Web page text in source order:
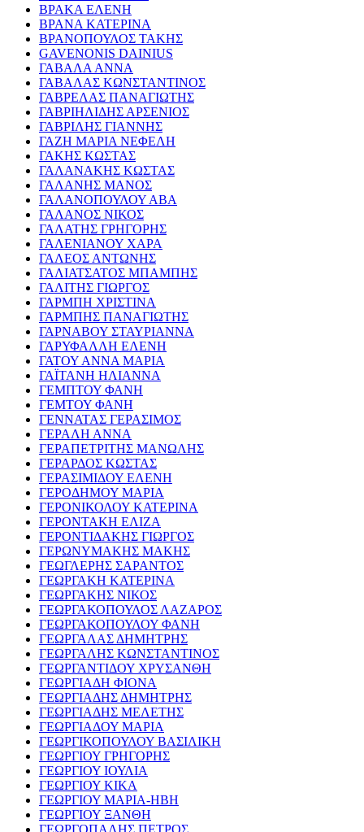
ΒΡΑΚΑ ΕΛΕΝΗ
ΒΡΑΝΑ ΚΑΤΕΡΙΝΑ
ΒΡΑΝΟΠΟΥΛΟΣ ΤΑΚΗΣ
GAVENONIS DAINIUS
ΓΑΒΑΛΑ ΑΝΝΑ
ΓΑΒΑΛΑΣ ΚΩΝΣΤΑΝΤΙΝΟΣ
ΓΑΒΡΕΛΑΣ ΠΑΝΑΓΙΩΤΗΣ
ΓΑΒΡΙΗΛΙΔΗΣ ΑΡΣΕΝΙΟΣ
ΓΑΒΡΙΛΗΣ ΓΙΑΝΝΗΣ
ΓΑΖΗ ΜΑΡΙΑ ΝΕΦΕΛΗ
ΓΑΚΗΣ ΚΩΣΤΑΣ
ΓΑΛΑΝΑΚΗΣ ΚΩΣΤΑΣ
ΓΑΛΑΝΗΣ ΜΑΝΟΣ
ΓΑΛΑΝΟΠΟΥΛΟΥ ΑΒΑ
ΓΑΛΑΝΟΣ ΝΙΚΟΣ
ΓΑΛΑΤΗΣ ΓΡΗΓΟΡΗΣ
ΓΑΛΕΝΙΑΝΟΥ ΧΑΡΑ
ΓΑΛΕΟΣ ΑΝΤΩΝΗΣ
ΓΑΛΙΑΤΣΑΤΟΣ ΜΠΑΜΠΗΣ
ΓΑΛΙΤΗΣ ΓΙΩΡΓΟΣ
ΓΑΡΜΠΗ ΧΡΙΣΤΙΝΑ
ΓΑΡΜΠΗΣ ΠΑΝΑΓΙΩΤΗΣ
ΓΑΡΝΑΒΟΥ ΣΤΑΥΡΙΑΝΝΑ
ΓΑΡΥΦΑΛΛΗ ΕΛΕΝΗ
ΓΑΤΟΥ ΑΝΝΑ ΜΑΡΙΑ
ΓΑΪΤΑΝΗ ΗΛΙΑΝΝΑ
ΓΕΜΠΤΟΥ ΦΑΝΗ
ΓΕΜΤΟΥ ΦΑΝΗ
ΓΕΝΝΑΤΑΣ ΓΕΡΑΣΙΜΟΣ
ΓΕΡΑΛΗ ΑΝΝΑ
ΓΕΡΑΠΕΤΡΙΤΗΣ ΜΑΝΩΛΗΣ
ΓΕΡΑΡΔΟΣ ΚΩΣΤΑΣ
ΓΕΡΑΣΙΜΙΔΟΥ ΕΛΕΝΗ
ΓΕΡΟΔΗΜΟΥ ΜΑΡΙΑ
ΓΕΡΟΝΙΚΟΛΟΥ ΚΑΤΕΡΙΝΑ
ΓΕΡΟΝΤΑΚΗ ΕΛΙΖΑ
ΓΕΡΟΝΤΙΔΑΚΗΣ ΓΙΩΡΓΟΣ
ΓΕΡΩΝΥΜΑΚΗΣ ΜΑΚΗΣ
ΓΕΩΓΛΕΡΗΣ ΣΑΡΑΝΤΟΣ
ΓΕΩΡΓΑΚΗ ΚΑΤΕΡΙΝΑ
ΓΕΩΡΓΑΚΗΣ ΝΙΚΟΣ
ΓΕΩΡΓΑΚΟΠΟΥΛΟΣ ΛΑΖΑΡΟΣ
ΓΕΩΡΓΑΚΟΠΟΥΛΟΥ ΦΑΝΗ
ΓΕΩΡΓΑΛΑΣ ΔΗΜΗΤΡΗΣ
ΓΕΩΡΓΑΛΗΣ ΚΩΝΣΤΑΝΤΙΝΟΣ
ΓΕΩΡΓΑΝΤΙΔΟΥ ΧΡΥΣΑΝΘΗ
ΓΕΩΡΓΙΑΔΗ ΦΙΟΝΑ
ΓΕΩΡΓΙΑΔΗΣ ΔΗΜΗΤΡΗΣ
ΓΕΩΡΓΙΑΔΗΣ ΜΕΛΕΤΗΣ
ΓΕΩΡΓΙΑΔΟΥ ΜΑΡΙΑ
ΓΕΩΡΓΙΚΟΠΟΥΛΟΥ ΒΑΣΙΛΙΚΗ
ΓΕΩΡΓΙΟΥ ΓΡΗΓΟΡΗΣ
ΓΕΩΡΓΙΟΥ ΙΟΥΛΙΑ
ΓΕΩΡΓΙΟΥ ΚΙΚΑ
ΓΕΩΡΓΙΟΥ ΜΑΡΙΑ-ΗΒΗ
ΓΕΩΡΓΙΟΥ ΞΑΝΘΗ